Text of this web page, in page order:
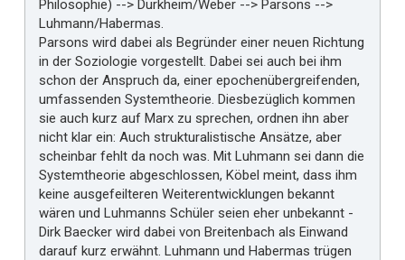
Philosophie) --> Durkheim/Weber --> Parsons -->
Luhmann/Habermas.
Parsons wird dabei als Begründer einer neuen Richtung
in der Soziologie vorgestellt. Dabei sei auch bei ihm
schon der Anspruch da, einer epochenübergreifenden,
umfassenden Systemtheorie. Diesbezüglich kommen
sie auch kurz auf Marx zu sprechen, ordnen ihn aber
nicht klar ein: Auch strukturalistische Ansätze, aber
scheinbar fehlt da noch was. Mit Luhmann sei dann die
Systemtheorie abgeschlossen, Köbel meint, dass ihm
keine ausgefeilteren Weiterentwicklungen bekannt
wären und Luhmanns Schüler seien eher unbekannt -
Dirk Baecker wird dabei von Breitenbach als Einwand
darauf kurz erwähnt. Luhmann und Habermas trügen